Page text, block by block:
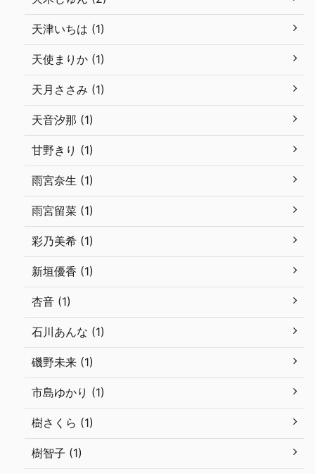
天津いちは (1)
天使まりか (1)
天月ささみ (1)
天音汐那 (1)
甘野きり (1)
雨宮奈生 (1)
雨宮留菜 (1)
彩乃美希 (1)
新垣優香 (1)
杏音 (1)
石川あんな (1)
磯野未来 (1)
市島ゆかり (1)
樹さくら (1)
樹智子 (1)